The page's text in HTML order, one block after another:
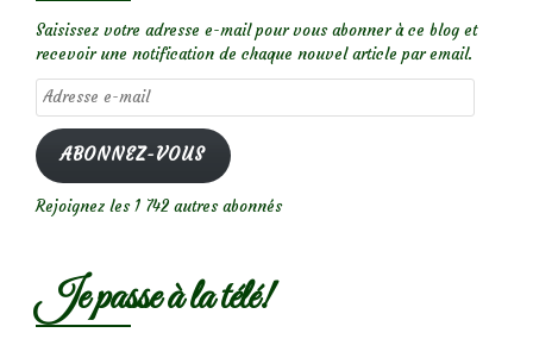
Saisissez votre adresse e-mail pour vous abonner à ce blog et
recevoir une notification de chaque nouvel article par email.
Adresse
e-
mail
ABONNEZ-VOUS
Rejoignez les 1 742 autres abonnés
Je passe à la télé!